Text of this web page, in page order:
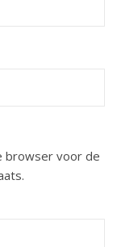
browser voor de